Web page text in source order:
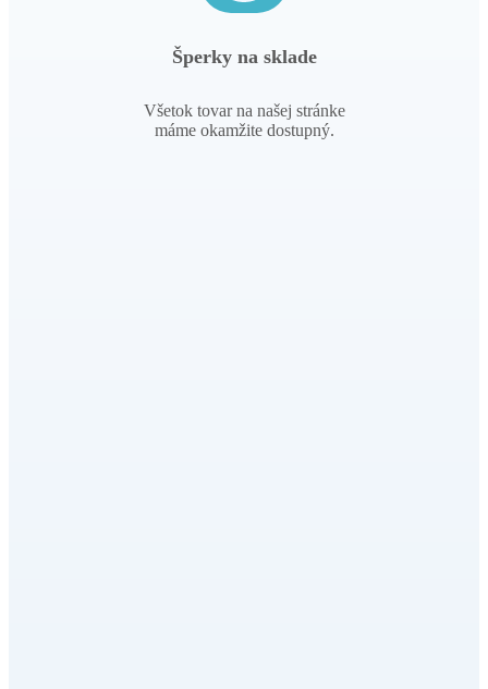
Šperky na sklade
Všetok tovar na našej stránke
máme okamžite dostupný.